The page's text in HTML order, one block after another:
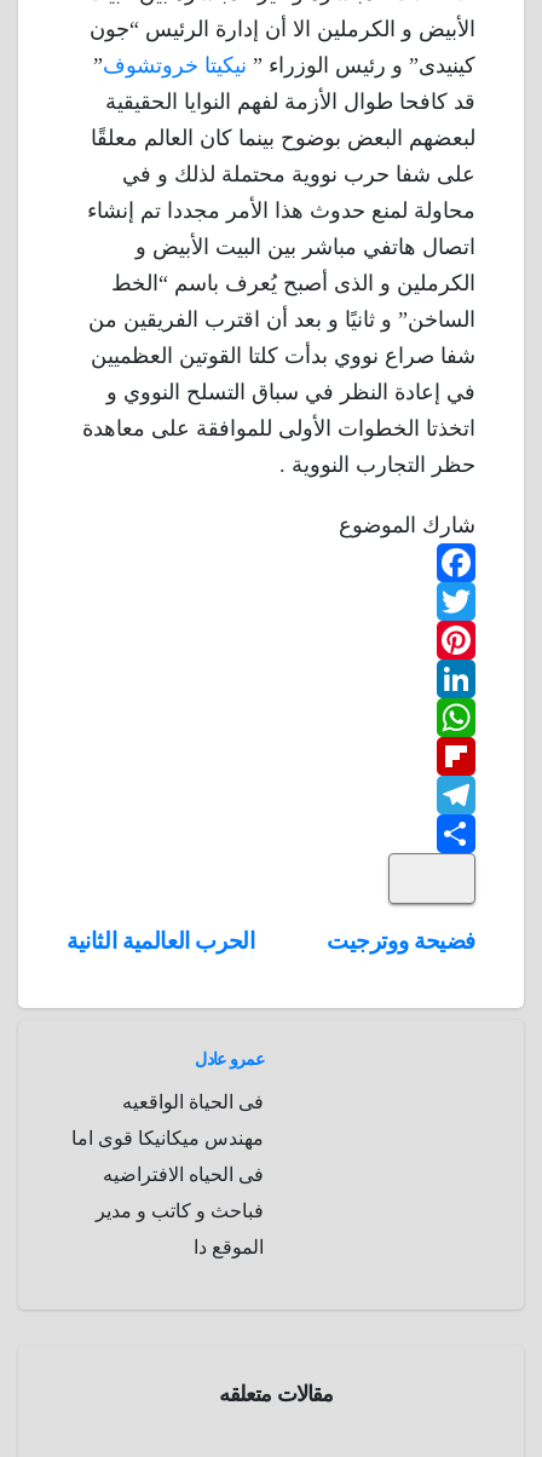
الأبيض و الكرملين الا أن إدارة الرئيس “جون
كينيدى” و رئيس الوزراء ” نيكيتا خروتشوف”
قد كافحا طوال الأزمة لفهم النوايا الحقيقية
لبعضهم البعض بوضوح بينما كان العالم معلقًا
على شفا حرب نووية محتملة لذلك و في
محاولة لمنع حدوث هذا الأمر مجددا تم إنشاء
اتصال هاتفي مباشر بين البيت الأبيض و
الكرملين و الذى أصبح يُعرف باسم “الخط
الساخن” و ثانيًا و بعد أن اقترب الفريقين من
شفا صراع نووي بدأت كلتا القوتين العظميين
في إعادة النظر في سباق التسلح النووي و
اتخذتا الخطوات الأولى للموافقة على معاهدة
حظر التجارب النووية .
شارك الموضوع
F
a
c
e
b
o
o
T
w
i
P
i
n
e
s
L
n
k
d
I
W
h
s
A
F
p
b
T
l
e
h
a
تصفّح
الحرب العالمية الثانية فضيحة ووترجيت
عمرو عادل
فى الحياة الواقعيه
مهندس ميكانيكا قوى اما
فى الحياه الافتراضيه
فباحث و كاتب و مدير
الموقع دا
مقالات متعلقه